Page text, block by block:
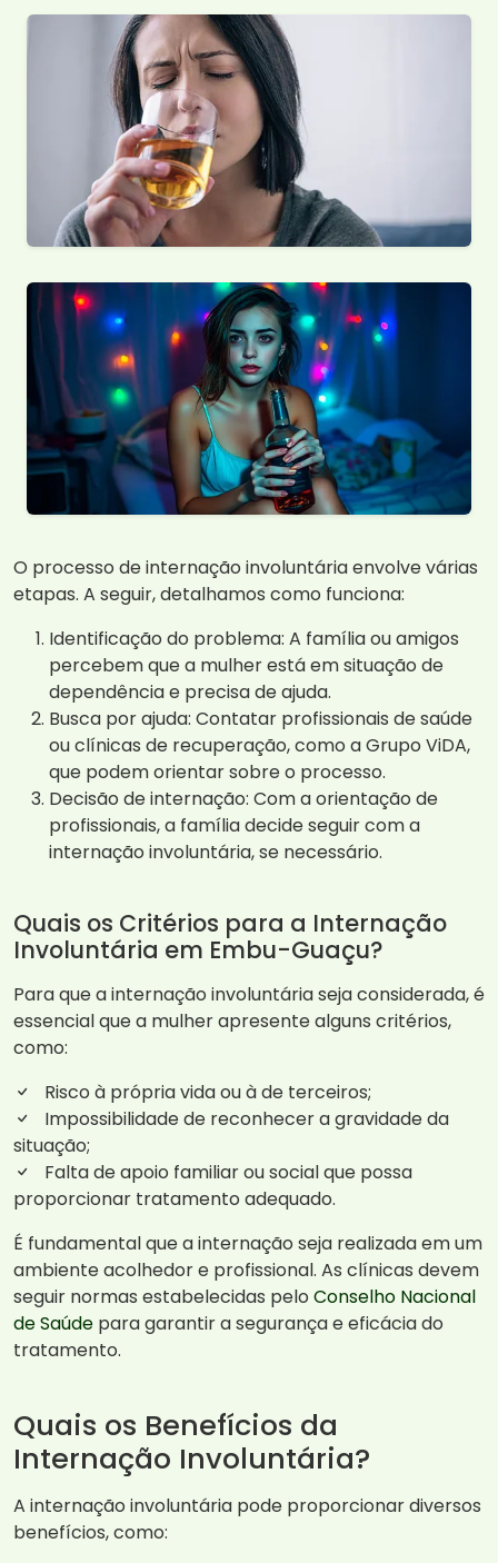
O processo de internação involuntária envolve várias
etapas. A seguir, detalhamos como funciona:
Identificação do problema: A família ou amigos
percebem que a mulher está em situação de
dependência e precisa de ajuda.
Busca por ajuda: Contatar profissionais de saúde
ou clínicas de recuperação, como a Grupo ViDA,
que podem orientar sobre o processo.
Decisão de internação: Com a orientação de
profissionais, a família decide seguir com a
internação involuntária, se necessário.
Quais os Critérios para a Internação
Involuntária em Embu-Guaçu?
Para que a internação involuntária seja considerada, é
essencial que a mulher apresente alguns critérios,
como:
Risco à própria vida ou à de terceiros;
Impossibilidade de reconhecer a gravidade da
situação;
Falta de apoio familiar ou social que possa
proporcionar tratamento adequado.
É fundamental que a internação seja realizada em um
ambiente acolhedor e profissional. As clínicas devem
seguir normas estabelecidas pelo Conselho Nacional
de Saúde para garantir a segurança e eficácia do
tratamento.
Quais os Benefícios da
Internação Involuntária?
A internação involuntária pode proporcionar diversos
benefícios, como: